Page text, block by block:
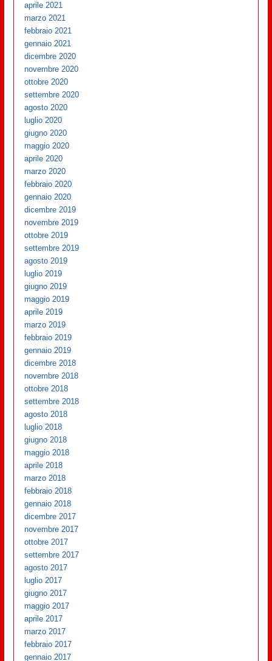
aprile 2021
marzo 2021
febbraio 2021
gennaio 2021
dicembre 2020
novembre 2020
ottobre 2020
settembre 2020
agosto 2020
luglio 2020
giugno 2020
maggio 2020
aprile 2020
marzo 2020
febbraio 2020
gennaio 2020
dicembre 2019
novembre 2019
ottobre 2019
settembre 2019
agosto 2019
luglio 2019
giugno 2019
maggio 2019
aprile 2019
marzo 2019
febbraio 2019
gennaio 2019
dicembre 2018
novembre 2018
ottobre 2018
settembre 2018
agosto 2018
luglio 2018
giugno 2018
maggio 2018
aprile 2018
marzo 2018
febbraio 2018
gennaio 2018
dicembre 2017
novembre 2017
ottobre 2017
settembre 2017
agosto 2017
luglio 2017
giugno 2017
maggio 2017
aprile 2017
marzo 2017
febbraio 2017
gennaio 2017